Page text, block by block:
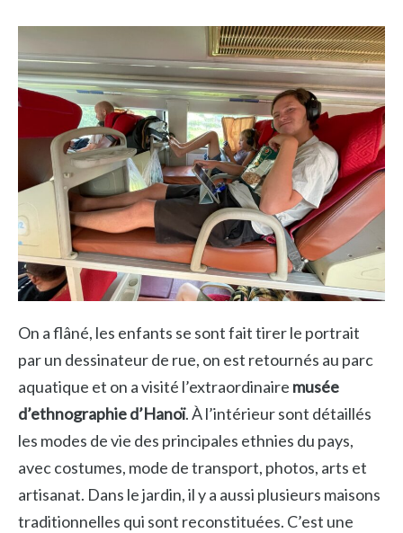
On a flâné, les enfants se sont fait tirer le portrait
par un dessinateur de rue, on est retournés au parc
aquatique et on a visité l’extraordinaire musée
d’ethnographie d’Hanoï. À l’intérieur sont détaillés
les modes de vie des principales ethnies du pays,
avec costumes, mode de transport, photos, arts et
artisanat. Dans le jardin, il y a aussi plusieurs maisons
traditionnelles qui sont reconstituées. C’est une